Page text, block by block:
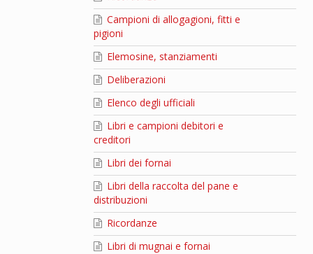
Campioni di allogagioni, fitti e
pigioni
Elemosine, stanziamenti
Deliberazioni
Elenco degli ufficiali
Libri e campioni debitori e
creditori
Libri dei fornai
Libri della raccolta del pane e
distribuzioni
Ricordanze
Libri di mugnai e fornai